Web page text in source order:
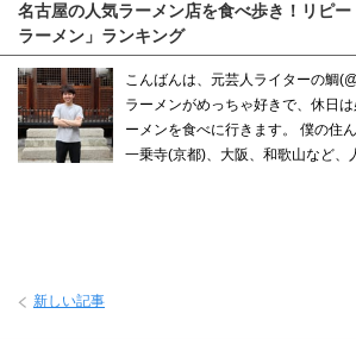
名古屋の人気ラーメン店を食べ歩き！リピ
ラーメン」ランキング
こんばんは、元芸人ライターの鯛
ラーメンがめっちゃ好きで、休日
ーメンを食べに行きます。 僕の住
一乗寺(京都)、大阪、和歌山など、
新しい記事